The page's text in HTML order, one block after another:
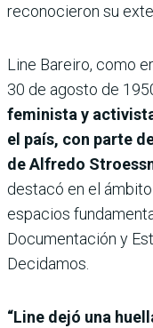
reconocieron su
Line Bareiro, como
30 de agosto de
feminista y
el país, con parte
de Alfredo
destacó en el
espacios
Documentación y
Decidamos.
“Line dejó una